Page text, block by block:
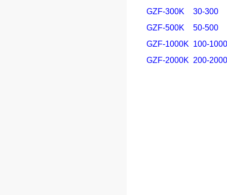
SGZF-300K
30-300
SGZF-500K
50-500
SGZF-1000K 100-
SGZF-2000K 200-